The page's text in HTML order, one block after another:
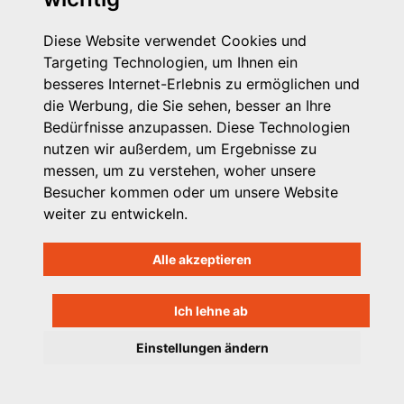
Diese Website verwendet Cookies und
Targeting Technologien, um Ihnen ein
besseres Internet-Erlebnis zu ermöglichen und
die Werbung, die Sie sehen, besser an Ihre
Bedürfnisse anzupassen. Diese Technologien
nutzen wir außerdem, um Ergebnisse zu
messen, um zu verstehen, woher unsere
Besucher kommen oder um unsere Website
weiter zu entwickeln.
Alle akzeptieren
Ich lehne ab
Einstellungen ändern
Presse
Kontakt
Impressum
Datenschutzhinweis
Login